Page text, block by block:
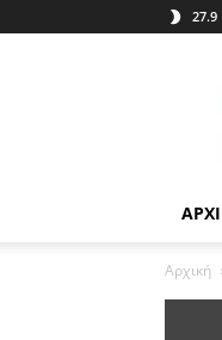
27.9
Αρχική